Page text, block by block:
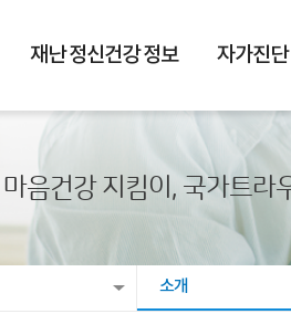
재난 정신건강 정보 자가진단
마음건강 지킴이, 국가트라
소개